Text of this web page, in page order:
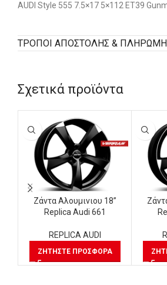
AUDI Style 555 7.5×17 5×112 ET39
ΤΡΟΠΟΙ ΑΠΟΣΤΟΛΗΣ &
Σχετικά προϊόντα
Ζάντα Αλουμινιου 18”
Replica Audi 661
REPLICA AUDI
ΖΗΤΉΣΤΕ ΠΡΟΣΦΟΡΆ